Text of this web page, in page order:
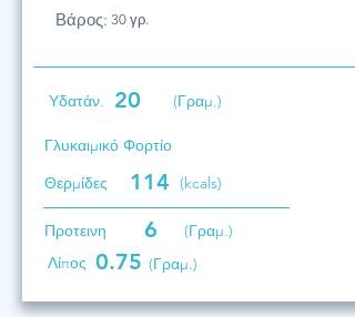
Βάρος: 30 γρ.
Υδατάν. 20 (Γραμ.)
Γλυκαιμικό Φορτίο
Θερμίδες
114 (kcals)
Προτεινη 6
(Γραμ.)
Λίπος 0.75 (Γραμ.)